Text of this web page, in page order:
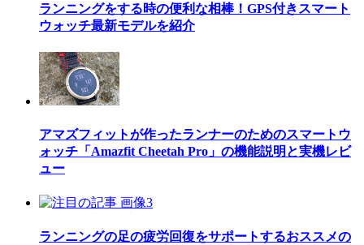
ランニングをする時の便利な相棒！GPS付きスマート
ウォッチ最新モデルを紹介
アマズフィットが作ったランナーのためのスマートウ
ォッチ「Amazfit Cheetah Pro」の機能説明と実機レビ
ュー
ランニングの足の疲労回復をサポートするおススメの